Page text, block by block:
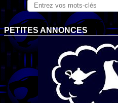
PETITES ANNONCES